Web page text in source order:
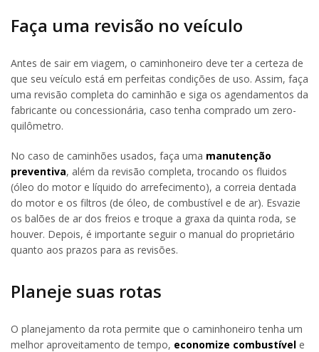
Faça uma revisão no veículo
Antes de sair em viagem, o caminhoneiro deve ter a certeza de
que seu veículo está em perfeitas condições de uso. Assim, faça
uma revisão completa do caminhão e siga os agendamentos da
fabricante ou concessionária, caso tenha comprado um zero-
quilômetro.
No caso de caminhões usados, faça uma manutenção
preventiva, além da revisão completa, trocando os fluidos
(óleo do motor e líquido do arrefecimento), a correia dentada
do motor e os filtros (de óleo, de combustível e de ar). Esvazie
os balões de ar dos freios e troque a graxa da quinta roda, se
houver. Depois, é importante seguir o manual do proprietário
quanto aos prazos para as revisões.
Planeje suas rotas
O planejamento da rota permite que o caminhoneiro tenha um
melhor aproveitamento de tempo, economize combustível e